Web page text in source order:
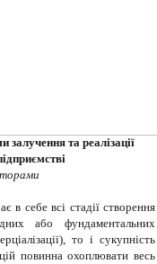
залучення та реалізації
в себе всі стадії створення
або фундаментальних
то і сукупність
повинна охоплювати весь